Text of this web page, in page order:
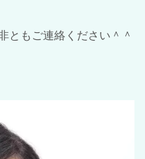
ともご連絡ください＾＾